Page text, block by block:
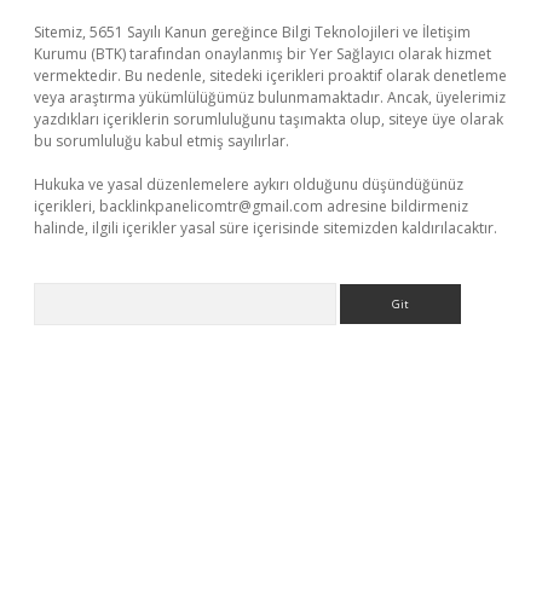
Sitemiz, 5651 Sayılı Kanun gereğince Bilgi Teknolojileri ve İletişim
Kurumu (BTK) tarafından onaylanmış bir Yer Sağlayıcı olarak hizmet
vermektedir. Bu nedenle, sitedeki içerikleri proaktif olarak denetleme
veya araştırma yükümlülüğümüz bulunmamaktadır. Ancak, üyelerimiz
yazdıkları içeriklerin sorumluluğunu taşımakta olup, siteye üye olarak
bu sorumluluğu kabul etmiş sayılırlar.
Hukuka ve yasal düzenlemelere aykırı olduğunu düşündüğünüz
içerikleri, backlinkpanelicomtr@gmail.com adresine bildirmeniz
halinde, ilgili içerikler yasal süre içerisinde sitemizden kaldırılacaktır.